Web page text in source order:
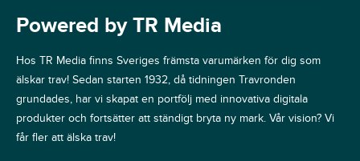
Powered by TR Media
Hos TR Media finns Sveriges främsta varumärken för dig som
älskar trav! Sedan starten 1932, då tidningen Travronden
grundades, har vi skapat en portfölj med innovativa digitala
produkter och fortsätter att ständigt bryta ny mark. Vår vision? Vi
får fler att älska trav!